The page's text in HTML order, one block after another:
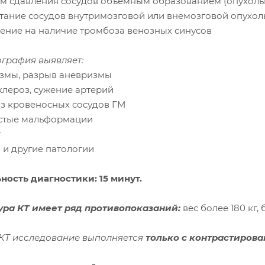
сосудов внутримозговой или внемозговой
на наличие тромбоза венозных синусов
выявляет:
разрыв аневризмы
сужение артерий
кровеносных сосудов ГМ
мальформации
другие патологии
диагностики: 15 минут.
КТ имеет ряд противопоказаний: вес более 180 кг,
исследование выполняется только с